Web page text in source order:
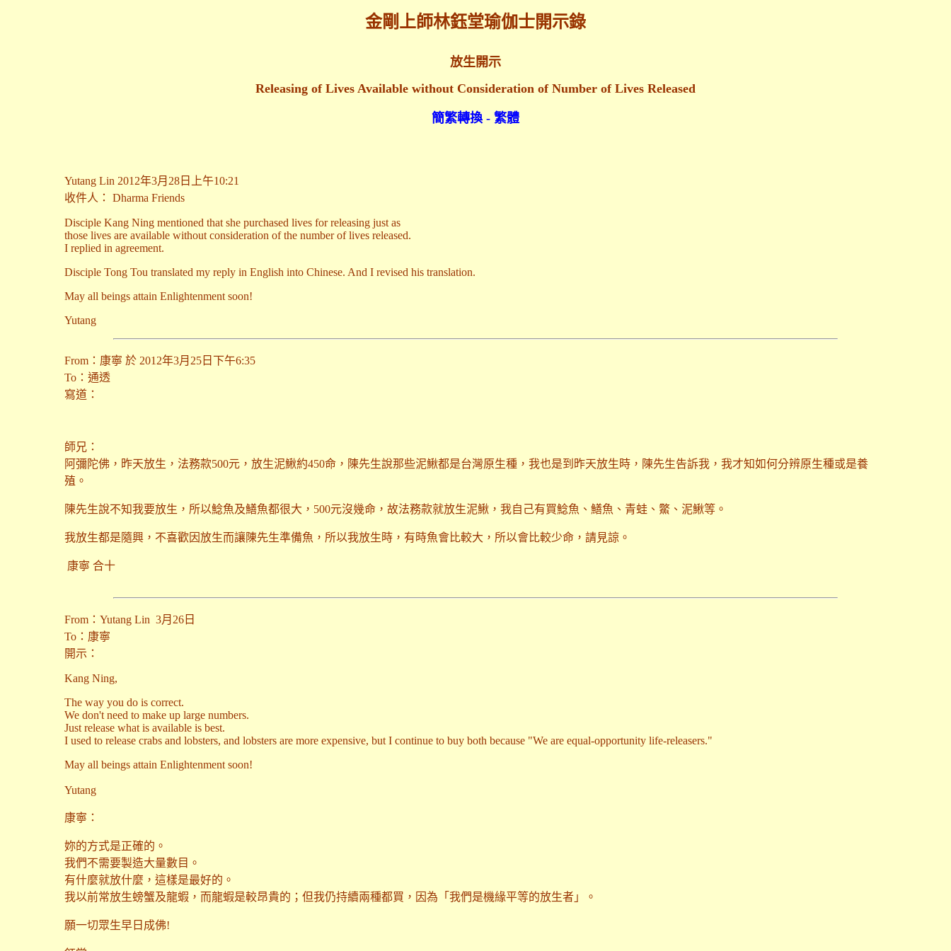
金剛上師林鈺堂瑜伽士開示錄
放生開示
Releasing of Lives Available without Consideration of Number of Lives Released
簡繁轉換 - 繁體
Yutang Lin 2012年3月28日上午10:21
收件人： Dharma Friends
Disciple Kang Ning mentioned that she purchased lives for releasing just as
those lives are available without consideration of the number of lives released.
I replied in agreement.
Disciple Tong Tou translated my reply in English into Chinese. And I revised his translation.
May all beings attain Enlightenment soon!
Yutang
From：康寧 於 2012年3月25日下午6:35
To：通透
寫道：
師兄：
阿彌陀佛，昨天放生，法務款500元，放生泥鰍約450命，陳先生說那些泥鰍都是台灣原生種，我也是到昨天放生時，陳先生告訴我，我才知如何分辨原生種或是養
殖。
陳先生說不知我要放生，所以鯰魚及鱔魚都很大，500元沒幾命，故法務款就放生泥鰍，我自己有買鯰魚、鱔魚、青蛙、鱉、泥鰍等。
我放生都是隨興，不喜歡因放生而讓陳先生準備魚，所以我放生時，有時魚會比較大，所以會比較少命，請見諒。
康寧 合十
From：Yutang Lin 3月26日
To：康寧
開示：
Kang Ning,
The way you do is correct.
We don't need to make up large numbers.
Just release what is available is best.
I used to release crabs and lobsters, and lobsters are more expensive, but I continue to buy both because "We are equal-opportunity life-releasers."
May all beings attain Enlightenment soon!
Yutang
康寧：
妳的方式是正確的。
我們不需要製造大量數目。
有什麼就放什麼，這樣是最好的。
我以前常放生螃蟹及龍蝦，而龍蝦是較昂貴的；但我仍持續兩種都買，因為「我們是機緣平等的放生者」。
願一切眾生早日成佛!